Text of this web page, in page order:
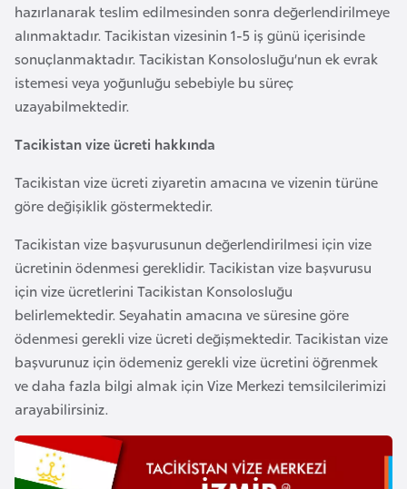
hazırlanarak teslim edilmesinden sonra değerlendirilmeye
alınmaktadır. Tacikistan vizesinin 1-5 iş günü içerisinde
sonuçlanmaktadır. Tacikistan Konsolosluğu’nun ek evrak
istemesi veya yoğunluğu sebebiyle bu süreç
uzayabilmektedir.
Tacikistan vize ücreti hakkında
Tacikistan vize ücreti ziyaretin amacına ve vizenin türüne
göre değişiklik göstermektedir.
Tacikistan vize başvurusunun değerlendirilmesi için vize
ücretinin ödenmesi gereklidir. Tacikistan vize başvurusu
için vize ücretlerini Tacikistan Konsolosluğu
belirlemektedir. Seyahatin amacına ve süresine göre
ödenmesi gerekli vize ücreti değişmektedir. Tacikistan vize
başvurunuz için ödemeniz gerekli vize ücretini öğrenmek
ve daha fazla bilgi almak için Vize Merkezi temsilcilerimizi
arayabilirsiniz.
D
e
m
o
k
a
t
i
K
o
n
g
o
B
u
l
g